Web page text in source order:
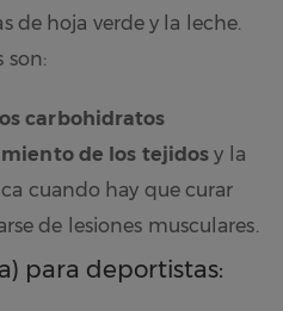
de hoja verde y la leche.
son:
carbohidratos
de los tejidos y la
cuando hay que curar
de lesiones musculares.
para deportistas: